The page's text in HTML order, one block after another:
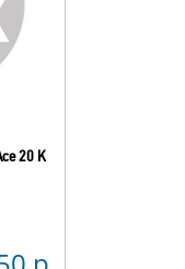
20 K